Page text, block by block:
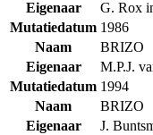
Eigenaar
G. Rox
Mutatiedatum 1986
Naam
BRIZO
Eigenaar
M.P.J.
Mutatiedatum 1994
Naam
BRIZO
Eigenaar
J.